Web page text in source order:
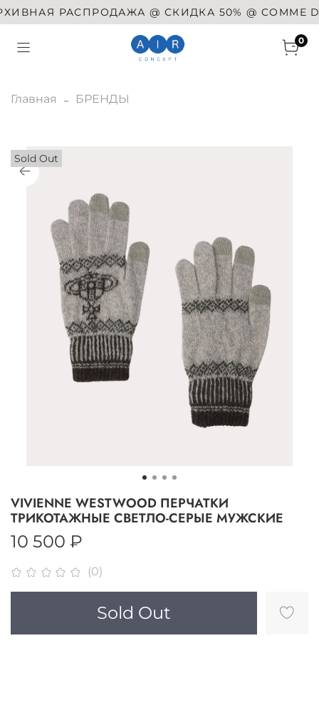
РАСПРОДАЖА @ СКИДКА 50% @ COMME DES
0
Главная БРЕНДЫ
Sold Out
(0)
VIVIENNE WESTWOOD ПЕРЧАТКИ
ТРИКОТАЖНЫЕ СВЕТЛО-СЕРЫЕ МУЖСКИЕ
10 500 ₽
Sold Out